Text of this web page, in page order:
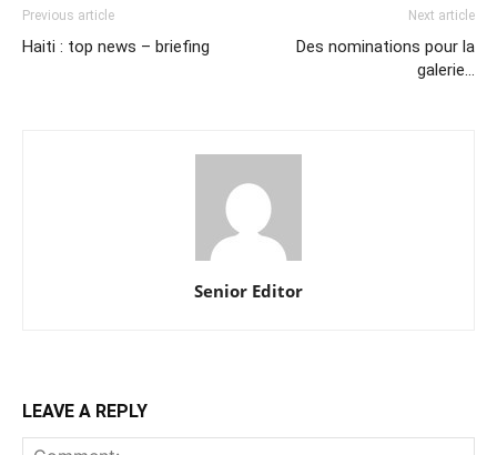
Previous article
Haiti : top news – briefing
Next article
Des nominations pour la
galerie…
Senior Editor
LEAVE A REPLY